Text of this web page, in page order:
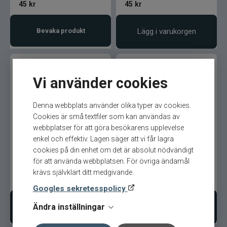
Vi använder cookies
Denna webbplats använder olika typer av cookies.
Cookies är små textfiler som kan användas av
webbplatser för att göra besökarens upplevelse
enkel och effektiv. Lagen säger att vi får lagra
cookies på din enhet om det är absolut nödvändigt
för att använda webbplatsen. För övriga ändamål
krävs självklart ditt medgivande.
Googles sekretesspolicy
Ändra inställningar
Rio
River2Sea
Ron Thompson
Rovex
Salmo
Savage Gear
Scientific Anglers
Scott
Scotty
45 kr
Bevaka produkt
45 kr
Lägg i varukorgen
Super Fine Dub, Cinnamon
Caddis
Lägg i varukorgen
Super Fine Dub, Callibaetis